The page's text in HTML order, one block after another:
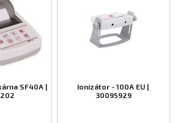
SF40A |
Ionizátor - 100A EU |
30095929